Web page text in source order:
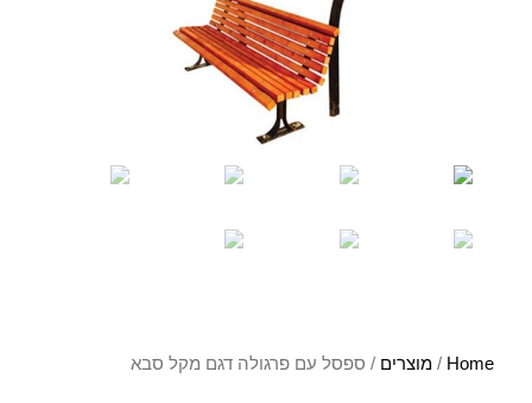
Home
/מוצרים / ספסל עם פרגולה דגם מקל סבא